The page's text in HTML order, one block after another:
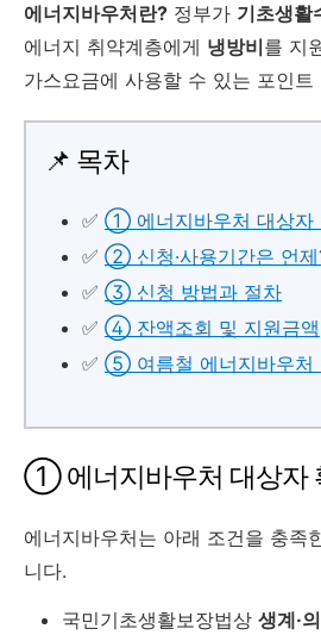
에너지바우처란? 정부가 기초생활
에너지 취약계층에게 냉방비를 지
가스요금에 사용할 수 있는 포인
📌 목차
✅ ① 에너지바우처 대상자
✅ ② 신청·사용기간은 언제
✅ ③ 신청 방법과 절차
✅ ④ 잔액조회 및 지원금액
✅ ⑤ 여름철 에너지바우처
① 에너지바우처 대상자
에너지바우처는 아래 조건을 충족
니다.
국민기초생활보장법상 생계·